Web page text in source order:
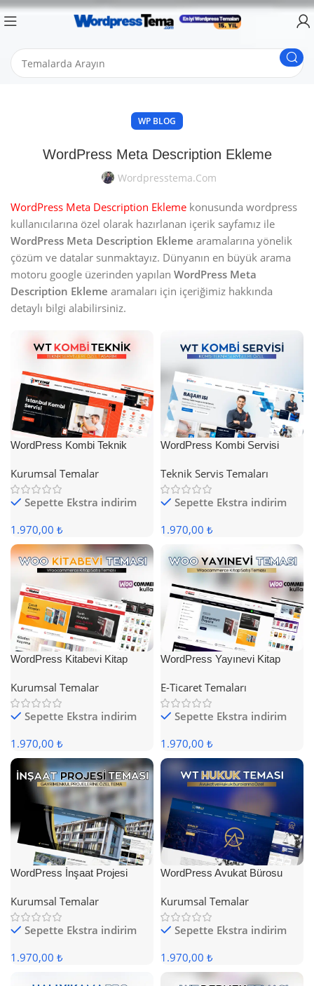
WP BLOG
WordPress Meta Description Ekleme
Wordpresstema.com
WordPress Meta Description Ekleme konusunda wordpress
kullanıcılarına özel olarak hazırlanan içerik sayfamız ile
WordPress Meta Description Ekleme aramalarına yönelik
çözüm ve datalar sunmaktayız. Dünyanın en büyük arama
motoru google üzerinden yapılan WordPress Meta
Description Ekleme aramaları için içeriğimiz hakkında
detaylı bilgi alabilirsiniz.
WordPress Kombi Teknik
Kurumsal Temalar
Sepette Ekstra indirim
1.970,00 ₺
WordPress Kombi Servisi
Teknik Servis Temaları
Sepette Ekstra indirim
1.970,00 ₺
WordPress Kitabevi Kitap
Kurumsal Temalar
Sepette Ekstra indirim
1.970,00 ₺
WordPress Yayınevi Kitap
E-Ticaret Temaları
Sepette Ekstra indirim
1.970,00 ₺
WordPress İnşaat Projesi
Kurumsal Temalar
Sepette Ekstra indirim
1.970,00 ₺
WordPress Avukat Bürosu
Kurumsal Temalar
Sepette Ekstra indirim
1.970,00 ₺